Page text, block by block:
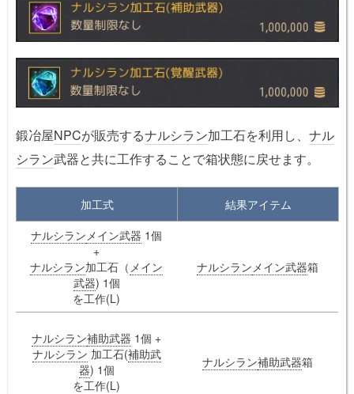
鍛冶屋NPCが販売するナルシラン加工石を利用し、 ナル
シラン武器と共に工作することで箱状態に戻せます。
加工式
結果アイテム
ナルシラン メイン武器 1個
+
ナルシラン加工石（ メイン
武器) 1個
を工作(L)
ナルシラン メイン武器箱
ナルシラン補助武器 1個 +
ナルシラン 加工石(補助武
器) 1個
を工作(L)
ナルシラン補助武器箱